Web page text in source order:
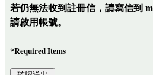
若仍無法收到註冊信，請寫信到
請啟用帳號。
*Required Items